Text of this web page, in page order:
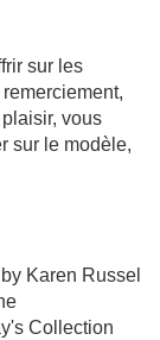
sur les
vous
sur le modèle,
Karen Russel
Collection